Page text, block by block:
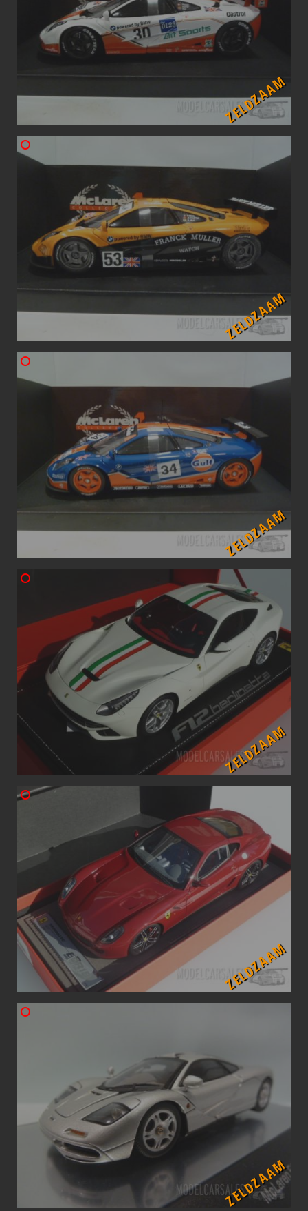
ZELDZAAM
ZELDZAAM
ZELDZAAM
ZELDZAAM
ZELDZAAM
ZELDZAAM